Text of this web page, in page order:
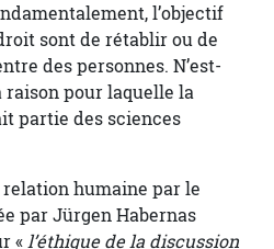
l’objectif
sont de rétablir ou de
des personnes. N’est-
pour laquelle la
partie des sciences
humaine par le
par Jürgen Habernas
«l’éthique de la discussion